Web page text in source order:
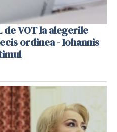
de VOT la alegerile
ordinea - Iohannis